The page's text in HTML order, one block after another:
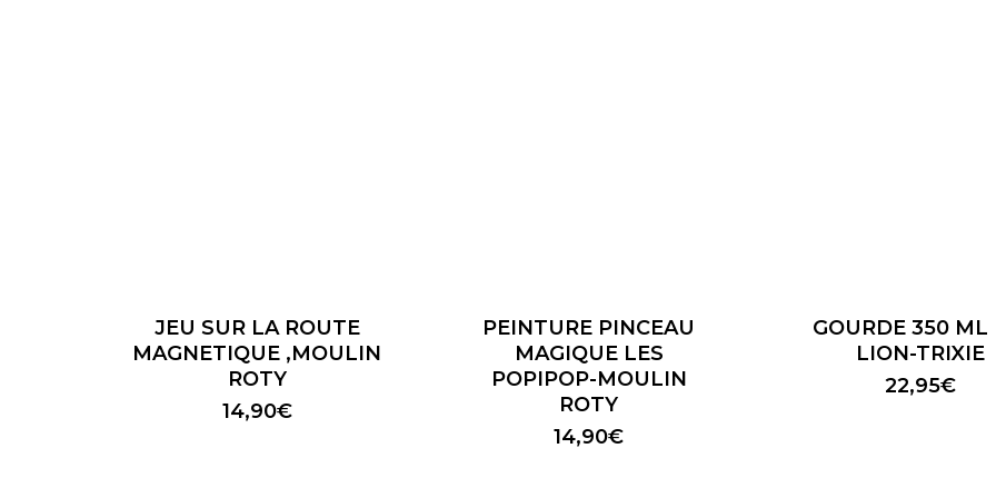
JEU SUR LA ROUTE
MAGNETIQUE ,MOULIN
ROTY
14,90€
PEINTURE PINCEAU
MAGIQUE LES
POPIPOP-MOULIN
ROTY
14,90€
GOURDE 350 ML
LION-TRIXIE
22,95€